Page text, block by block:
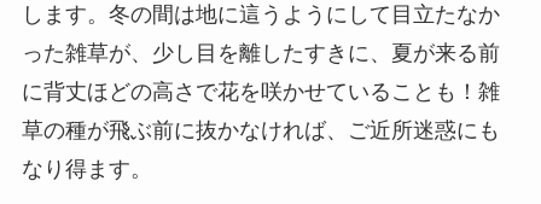
します。冬の間は地に這うようにして目立たなか
った雑草が、少し目を離したすきに、夏が来る前
に背丈ほどの高さで花を咲かせていることも！雑
草の種が飛ぶ前に抜かなければ、ご近所迷惑にも
なり得ます。